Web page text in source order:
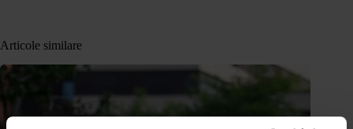
Articole similare